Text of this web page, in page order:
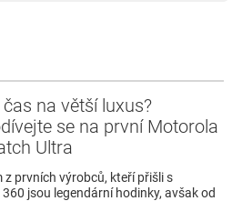
na větší luxus?
se na první Motorola
Ultra
prvních výrobců, kteří přišli s
jsou legendární hodinky, avšak od